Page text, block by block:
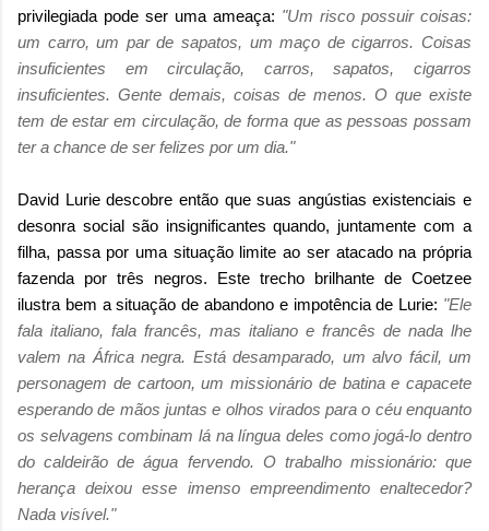
privilegiada pode ser uma ameaça: "Um risco possuir coisas:
um carro, um par de sapatos, um maço de cigarros. Coisas
insuficientes em circulação, carros, sapatos, cigarros
insuficientes. Gente demais, coisas de menos. O que existe
tem de estar em circulação, de forma que as pessoas possam
ter a chance de ser felizes por um dia."
David Lurie descobre então que suas angústias existenciais e
desonra social são insignificantes quando, juntamente com a
filha, passa por uma situação limite ao ser atacado na própria
fazenda por três negros. Este trecho brilhante de Coetzee
ilustra bem a situação de abandono e impotência de Lurie: "Ele
fala italiano, fala francês, mas italiano e francês de nada lhe
valem na África negra. Está desamparado, um alvo fácil, um
personagem de cartoon, um missionário de batina e capacete
esperando de mãos juntas e olhos virados para o céu enquanto
os selvagens combinam lá na língua deles como jogá-lo dentro
do caldeirão de água fervendo. O trabalho missionário: que
herança deixou esse imenso empreendimento enaltecedor?
Nada visível."